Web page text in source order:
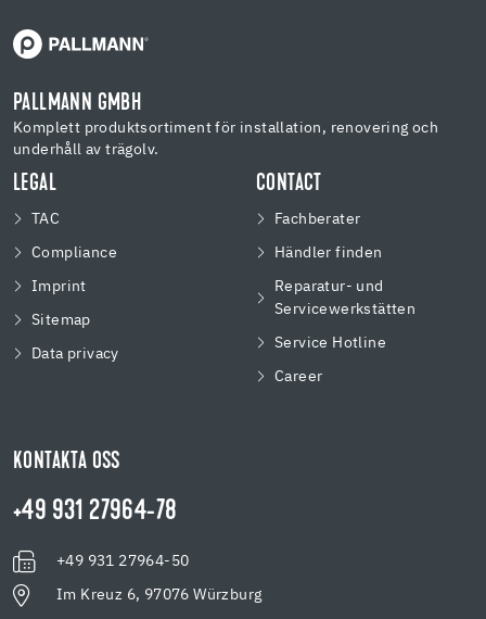
PALLMANN GMBH
Komplett produktsortiment för installation, renovering och
underhåll av trägolv.
LEGAL
TAC
Compliance
Imprint
Sitemap
Data privacy
CONTACT
Fachberater
Händler finden
Reparatur- und
Servicewerkstätten
Service Hotline
Career
KONTAKTA OSS
+49 931 27964-78
+49 931 27964-50
Im Kreuz 6, 97076 Würzburg